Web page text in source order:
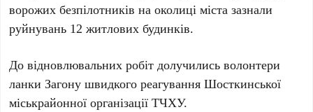
ворожих безпілотників на околиці міста зазнали
руйнувань 12 житлових будинків.
До відновлювальних робіт долучились волонтери
ланки Загону швидкого реагування Шосткинської
міськрайонної організації ТЧХУ.